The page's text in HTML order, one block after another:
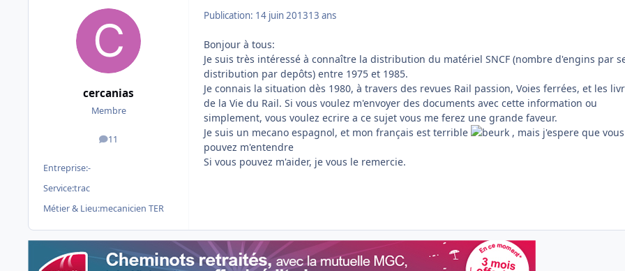
cercanias
Membre
11
messages
Entreprise:-
Service:trac
Métier & Lieu:mecanicien TER
Publication: 14 juin 201313 ans
Bonjour à tous:
Je suis très intéressé à connaître la distribution du matériel SNCF (nombre d'engins par
distribution par depôts) entre 1975 et 1985.
Je connais la situation dès 1980, à travers des revues Rail passion, Voies ferrées, et les
de la Vie du Rail. Si vous voulez m'envoyer des documents avec cette information ou
simplement, vous voulez ecrire a ce sujet vous me ferez une grande faveur.
Je suis un mecano espagnol, et mon français est terrible
, mais j'espere que vous
pouvez m'entendre
Si vous pouvez m'aider, je vous le remercie.